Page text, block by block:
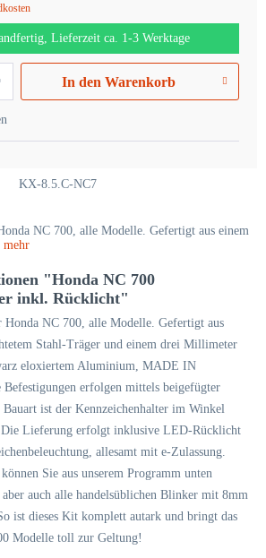
Lieferzeit ca. 1-3 Werktage
In den Warenkorb
KX-8.5.C-NC7
NC 700, alle Modelle. Gefertigt aus einem
mehr
"Honda NC 700
inkl. Rücklicht"
Honda NC 700, alle Modelle. Gefertigt aus
Stahl-Träger und einem drei Millimeter
eloxiertem Aluminium, MADE IN
erfolgen mittels beigefügter
Bauart ist der Kennzeichenhalter im Winkel
Die Lieferung erfolgt inklusive LED-Rücklicht
allesamt mit e-Zulassung.
Sie aus unserem Programm unten
aber auch alle handelsüblichen Blinker mit 8mm
ist dieses Kit komplett autark und bringt das
Modelle toll zur Geltung!